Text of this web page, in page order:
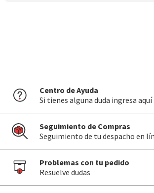
Centro de Ayuda
Si tienes alguna duda ingresa aquí
Seguimiento de Compras
Seguimiento de tu despacho en
Problemas con tu pedido
Resuelve dudas